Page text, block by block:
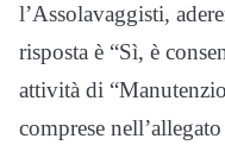
l’Assolavaggisti,
risposta è “Sì, è
attività di
comprese